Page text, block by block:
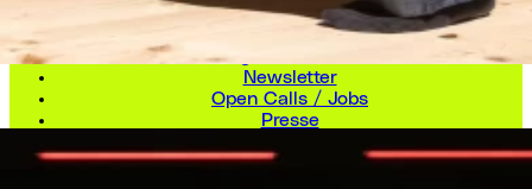
Kontakt / Zugang
Vermietung Bühnen und Räume
Newsletter
Open Calls / Jobs
Presse